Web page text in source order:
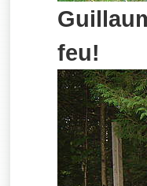
feu!